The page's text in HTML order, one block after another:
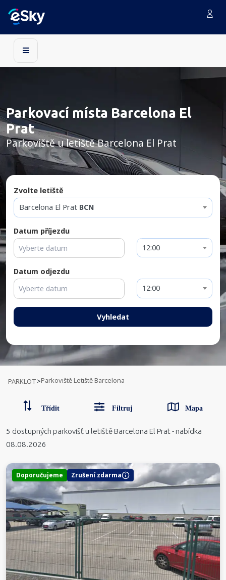
Parkovací místa Barcelona El
Prat
Parkoviště u letiště Barcelona El Prat
Zvolte letiště
Barcelona El Prat BCN
Datum příjezdu
12:00
Datum odjezdu
12:00
Vyhledat
PARKLOT>Parkoviště Letiště Barcelona
Třídit Filtruj Mapa
5 dostupných parkovišť u letiště Barcelona El Prat - nabídka
08.08.2026
Doporučujeme Zrušení zdarma